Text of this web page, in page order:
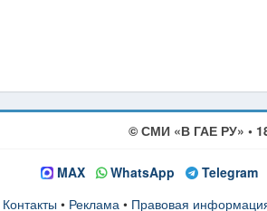
© СМИ «В ГАЕ РУ» •
MAX WhatsApp Telegram
Контакты • Реклама• Правовая